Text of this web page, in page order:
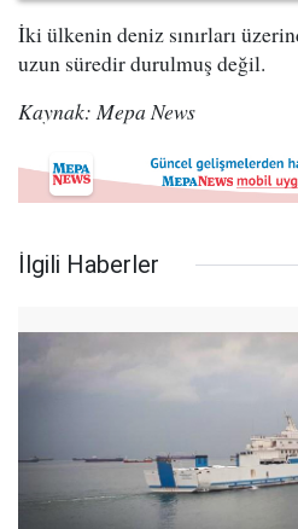
İki ülkenin deniz sınırları
uzun süredir durulmuş değil.
Kaynak: Mepa News
İlgili Haberler